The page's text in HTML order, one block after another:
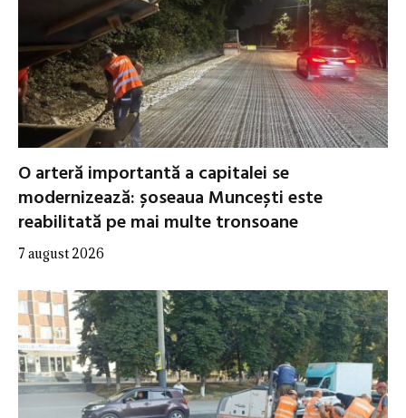
O arteră importantă a capitalei se
modernizează: șoseaua Muncești este
reabilitată pe mai multe tronsoane
7 august 2026